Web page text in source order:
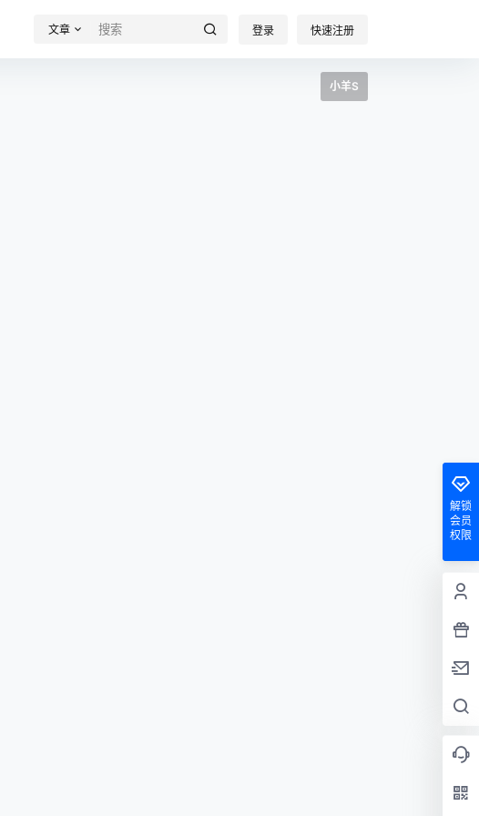
文章 登录 快速注册
小羊S
解锁
会员
权限